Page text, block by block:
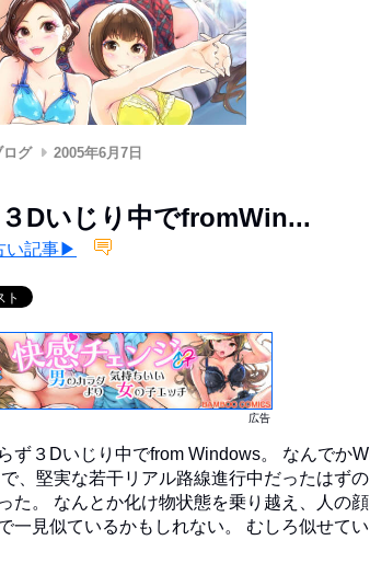
ログ 2005年6月7日
Dいじり中でfromWin...
い記事▶
広告
ず３Dいじり中でfrom Windows。 なんでか
、堅実な若干リアル路線進行中だったはず
た。 なんとか化け物状態を乗り越え、人の
一見似ているかもしれない。 むしろ似せてい